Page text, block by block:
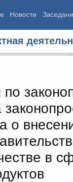
Новости
о
в